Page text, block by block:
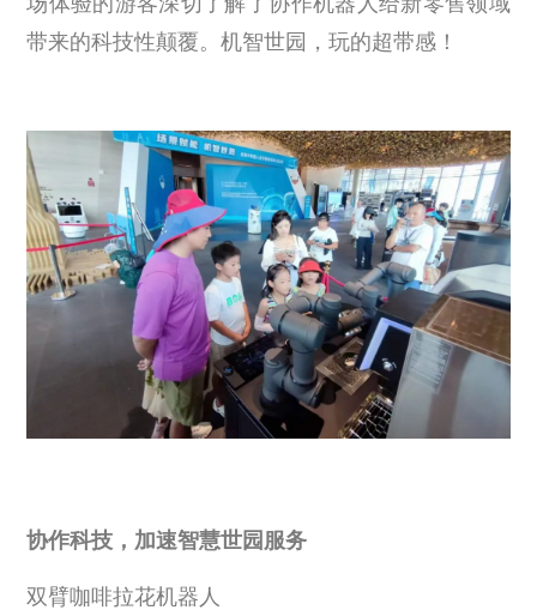
带来的科技性颠覆。机智世园，玩的超带感！
协作科技，加速智慧世园服务
双臂咖啡拉花机器人